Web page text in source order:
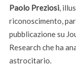
Paolo Preziosi,
riconoscimento,
pubblicazione su
Research che ha
astrocitario.